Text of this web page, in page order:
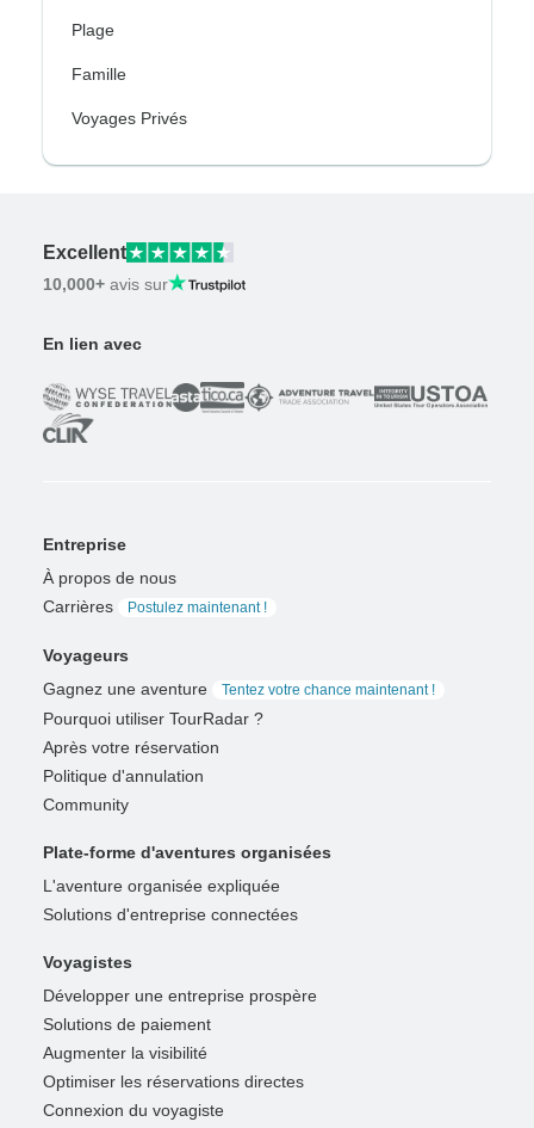
Plage
Famille
Voyages Privés
Excellent
10,000+ avis sur
En lien avec
Entreprise
À propos de nous
Carrières
Postulez maintenant !
Voyageurs
Gagnez une aventure
Tentez votre chance maintenant !
Pourquoi utiliser TourRadar ?
Après votre réservation
Politique d'annulation
Community
Plate-forme d'aventures organisées
L'aventure organisée expliquée
Solutions d'entreprise connectées
Voyagistes
Développer une entreprise prospère
Solutions de paiement
Augmenter la visibilité
Optimiser les réservations directes
Connexion du voyagiste